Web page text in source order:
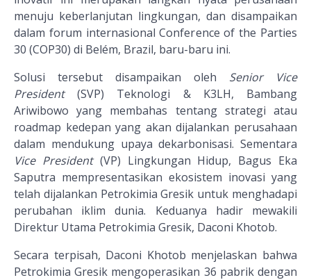
menuju keberlanjutan lingkungan, dan disampaikan
dalam forum internasional Conference of the Parties
30 (COP30) di Belém, Brazil, baru-baru ini.
Solusi tersebut disampaikan oleh Senior Vice
President(SVP) Teknologi & K3LH, Bambang
Ariwibowo yang membahas tentang strategi atau
roadmap kedepan yang akan dijalankan perusahaan
dalam mendukung upaya dekarbonisasi. Sementara
Vice President(VP) Lingkungan Hidup, Bagus Eka
Saputra mempresentasikan ekosistem inovasi yang
telah dijalankan Petrokimia Gresik untuk menghadapi
perubahan iklim dunia. Keduanya hadir mewakili
Direktur Utama Petrokimia Gresik, Daconi Khotob.
Secara terpisah, Daconi Khotob menjelaskan bahwa
Petrokimia Gresik mengoperasikan 36 pabrik dengan